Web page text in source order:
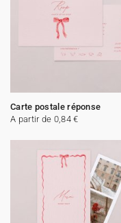
Carte postale réponse
A partir de 0,84 €